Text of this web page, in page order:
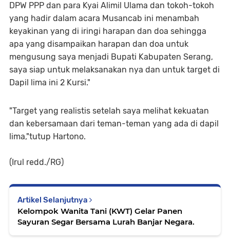
DPW PPP dan para Kyai Alimil Ulama dan tokoh-tokoh
yang hadir dalam acara Musancab ini menambah
keyakinan yang di iringi harapan dan doa sehingga
apa yang disampaikan harapan dan doa untuk
mengusung saya menjadi Bupati Kabupaten Serang,
saya siap untuk melaksanakan nya dan untuk target di
Dapil lima ini 2 Kursi."
"Target yang realistis setelah saya melihat kekuatan
dan kebersamaan dari teman-teman yang ada di dapil
lima,"tutup Hartono.
(Irul redd./RG)
Artikel Selanjutnya
Kelompok Wanita Tani (KWT) Gelar Panen
Sayuran Segar Bersama Lurah Banjar Negara.